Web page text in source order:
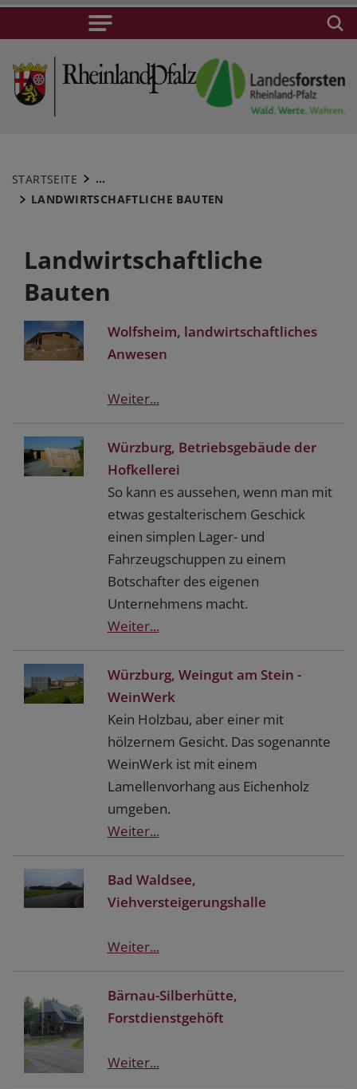
STARTSEITE
...
LANDWIRTSCHAFTLICHE BAUTEN
Landwirtschaftliche
Bauten
Wolfsheim, landwirtschaftliches
Anwesen
Weiter...
Würzburg, Betriebsgebäude der
Hofkellerei
So kann es aussehen, wenn man mit
etwas gestalterischem Geschick
einen simplen Lager- und
Fahrzeugschuppen zu einem
Botschafter des eigenen
Unternehmens macht.
Weiter...
Würzburg, Weingut am Stein -
WeinWerk
Kein Holzbau, aber einer mit
hölzernem Gesicht. Das sogenannte
WeinWerk ist mit einem
Lamellenvorhang aus Eichenholz
umgeben.
Weiter...
Bad Waldsee,
Viehversteigerungshalle
Weiter...
Bärnau-Silberhütte,
Forstdienstgehöft
Weiter...